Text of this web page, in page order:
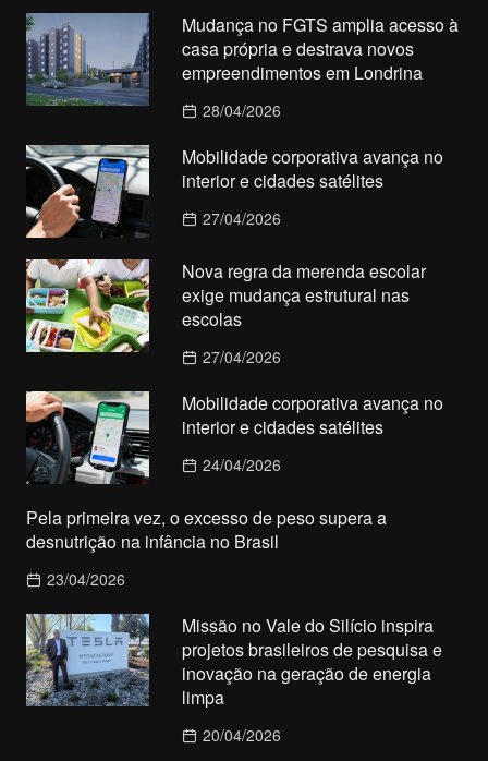
Mudança no FGTS amplia acesso à
casa própria e destrava novos
empreendimentos em Londrina
28/04/2026
Mobilidade corporativa avança no
interior e cidades satélites
27/04/2026
Nova regra da merenda escolar
exige mudança estrutural nas
escolas
27/04/2026
Mobilidade corporativa avança no
interior e cidades satélites
24/04/2026
Pela primeira vez, o excesso de peso supera a
desnutrição na infância no Brasil
23/04/2026
Missão no Vale do Silício inspira
projetos brasileiros de pesquisa e
inovação na geração de energia
limpa
20/04/2026